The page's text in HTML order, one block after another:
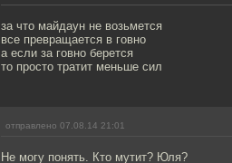
за что майдаун не возьмется
все превращается в говно
а если за говно берется
то просто тратит меньше сил
отправлено 07.08.14 21:01
Не могу понять. Кто мутит? Юля?